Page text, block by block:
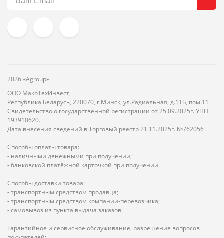
2026 «Agroup»
ООО МакоТехИнвест,
Республика Беларусь, 220070, г.Минск, ул.Радиальная, д.11Б, пом.11
Свидетельство о государственной регистрации от 25.09.2025г. УНП
193910620.
Дата внесения сведений в Торговый реестр 21.11.2025г. №762056
Способы оплаты товара:
- наличными денежными при получении;
- банковской платёжной карточкой при получении.
Способы доставки товара:
- транспортным средством продавца;
- транспортным средством компании-перевозчика;
- самовывоз из пункта выдача заказов.
Гарантийное и сервисное обслуживание, разрешение вопросов